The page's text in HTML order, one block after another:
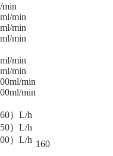
min
min
min
min
160
min
min
min
min
）L/h
）L/h
）L/h